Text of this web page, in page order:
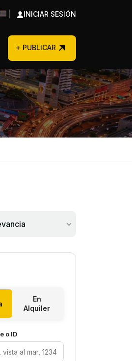
INICIAR SESIÓN
+ PUBLICAR
En
Alquiler
o ID